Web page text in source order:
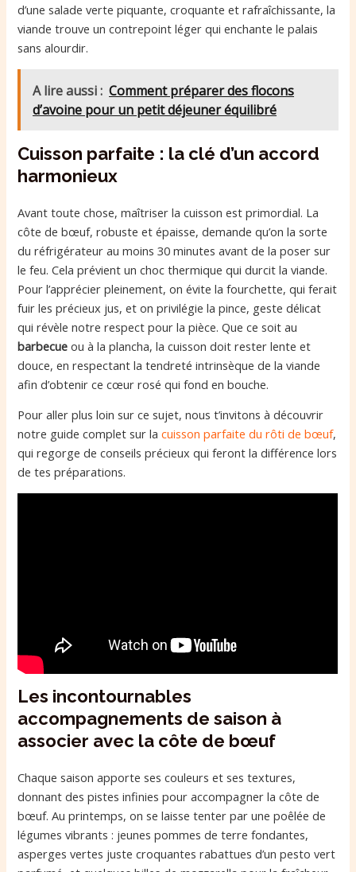
d’une salade verte piquante, croquante et rafraîchissante, la
viande trouve un contrepoint léger qui enchante le palais
sans alourdir.
A lire aussi : Comment préparer des flocons
d’avoine pour un petit déjeuner équilibré
Cuisson parfaite : la clé d’un accord
harmonieux
Avant toute chose, maîtriser la cuisson est primordial. La
côte de bœuf, robuste et épaisse, demande qu’on la sorte
du réfrigérateur au moins 30 minutes avant de la poser sur
le feu. Cela prévient un choc thermique qui durcit la viande.
Pour l’apprécier pleinement, on évite la fourchette, qui ferait
fuir les précieux jus, et on privilégie la pince, geste délicat
qui révèle notre respect pour la pièce. Que ce soit au
barbecue ou à la plancha, la cuisson doit rester lente et
douce, en respectant la tendreté intrinsèque de la viande
afin d’obtenir ce cœur rosé qui fond en bouche.
Pour aller plus loin sur ce sujet, nous t’invitons à découvrir
notre guide complet sur lacuisson parfaite du rôti de bœuf,
qui regorge de conseils précieux qui feront la différence lors
de tes préparations.
Les incontournables
accompagnements de saison à
associer avec la côte de bœuf
Chaque saison apporte ses couleurs et ses textures,
donnant des pistes infinies pour accompagner la côte de
bœuf. Au printemps, on se laisse tenter par une poêlée de
légumes vibrants : jeunes pommes de terre fondantes,
asperges vertes juste croquantes rabattues d’un pesto vert